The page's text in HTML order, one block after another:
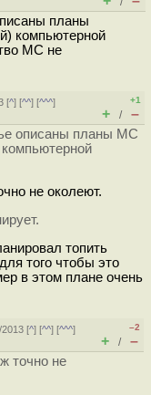
планы
компьютерной
МС не
[^] [^^] [^^^]
+1
+ / –
описаны планы МС
не околеют.
топить
того чтобы это
в этом плане очень
[^] [^^] [^^^]
–2
+ / –
точно не